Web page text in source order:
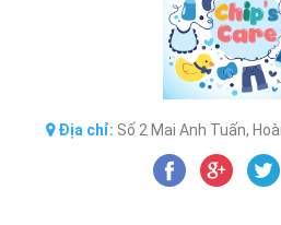
Địa chỉ: Số 2 Mai Anh Tuấn,